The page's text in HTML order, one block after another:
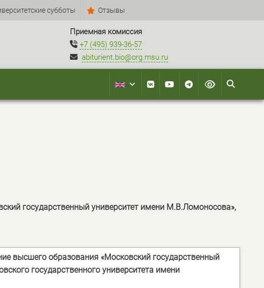
субботы Отзывы
Приемная комиссия
+7 (495) 939-36-57
abiturient.bio@org.msu.ru
государственный университет имени М.В.Ломоносова»,
высшего образования «Московский государственный
государственного университета имени